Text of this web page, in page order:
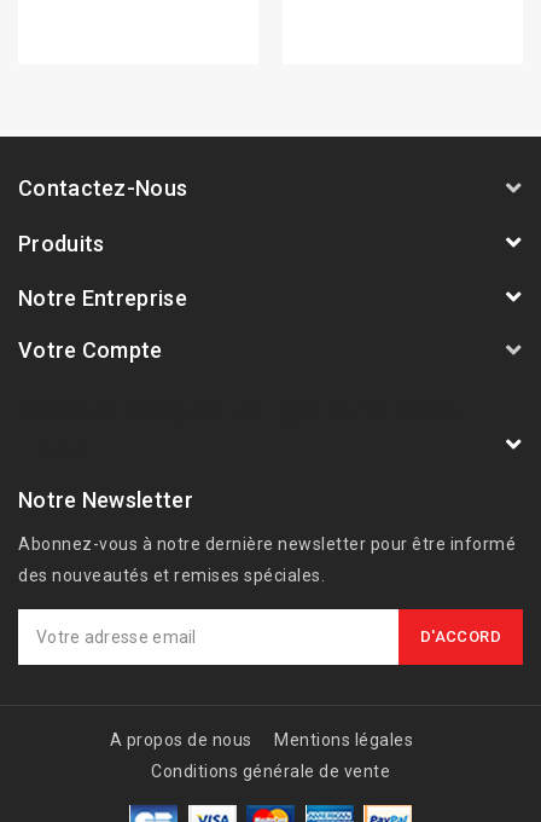
Contactez-Nous
Produits
Notre Entreprise
Votre Compte
Notre Newsletter
Abonnez-vous à notre dernière newsletter pour être informé
des nouveautés et remises spéciales.
A propos de nous
Mentions légales
Conditions générale de vente